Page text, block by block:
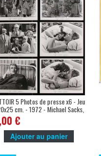
5 Photos de presse x6 - Jeu
cm. - 1972 - Michael Sacks,
Roy Hill
€
Ajouter au panier